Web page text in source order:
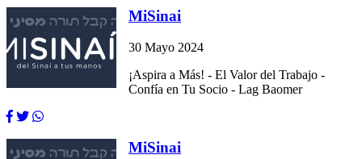
MiSinai
30 Mayo 2024
¡Aspira a Más! - El Valor del Trabajo -
Confía en Tu Socio - Lag Baomer
MiSinai